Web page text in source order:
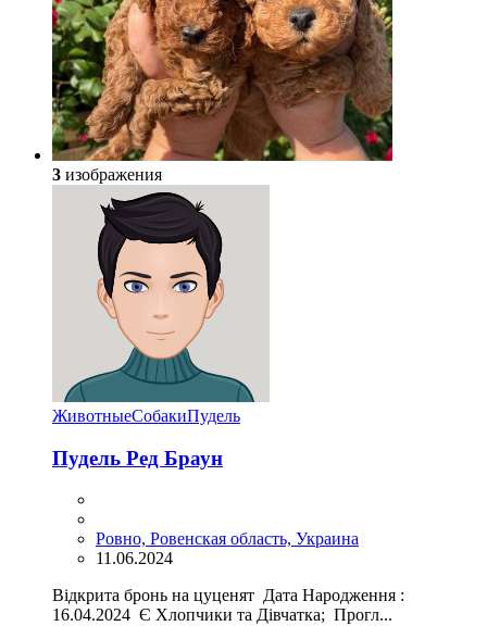
3 изображения
ЖивотныеСобакиПудель
Пудель Ред Браун
Ровно, Ровенская область, Украина
11.06.2024
Відкрита бронь на цуценят Дата Народження :
16.04.2024 Є Хлопчики та Дівчатка; Прогл...